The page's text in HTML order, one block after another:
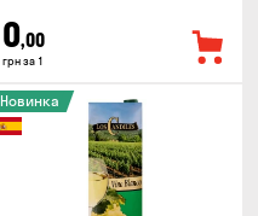
0,00
грн за 1
Новинка